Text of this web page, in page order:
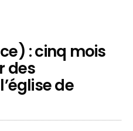
: cinq mois
des
de